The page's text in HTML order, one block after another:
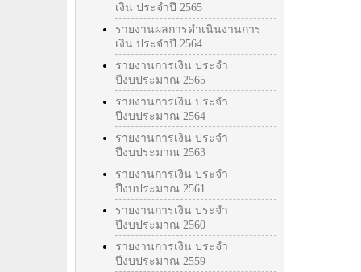
เงิน ประจำปี 2565
รายงานผลการดำเนินงานการ
เงิน ประจำปี 2564
รายงานการเงิน ประจำ
ปีงบประมาณ 2565
รายงานการเงิน ประจำ
ปีงบประมาณ 2564
รายงานการเงิน ประจำ
ปีงบประมาณ 2563
รายงานการเงิน ประจำ
ปีงบประมาณ 2561
รายงานการเงิน ประจำ
ปีงบประมาณ 2560
รายงานการเงิน ประจำ
ปีงบประมาณ 2559